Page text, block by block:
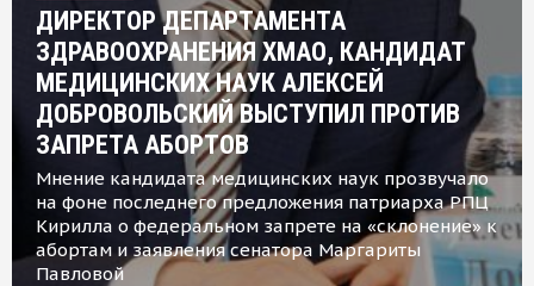
ДИРЕКТОР ДЕПАРТАМЕНТА
ЗДРАВООХРАНЕНИЯ ХМАО, КАНДИДАТ
МЕДИЦИНСКИХ НАУК АЛЕКСЕЙ
ДОБРОВОЛЬСКИЙ ВЫСТУПИЛ ПРОТИВ
ЗАПРЕТА АБОРТОВ
Мнение кандидата медицинских наук прозвучало
на фоне последнего предложения патриарха РПЦ
Кирилла о федеральном запрете на «склонение» к
абортам и заявления сенатора Маргариты
Павловой